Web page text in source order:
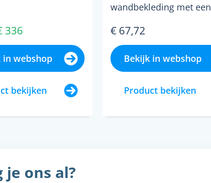
336
in webshop
bekijken
wandbekleding met een
met tand en groef. de
wandt...
€ 67,72
Bekijk in webshop
Product bekijken
je ons al?